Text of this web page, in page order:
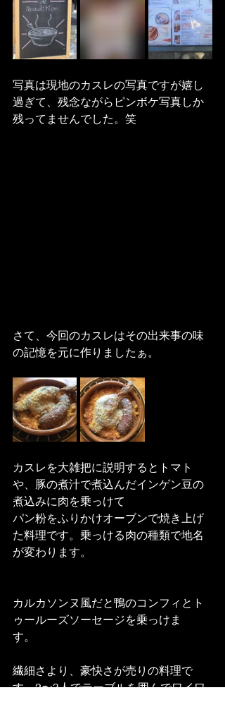
写真は現地のカスレの写真ですが嬉し
過ぎて、残念ながらピンボケ写真しか
残ってませんでした。笑
さて、今回のカスレはその出来事の味
の記憶を元に作りましたぁ。
カスレを大雑把に説明するとトマト
や、豚の煮汁で煮込んだインゲン豆の
煮込みに肉を乗っけて
パン粉をふりかけオーブンで焼き上げ
た料理です。乗っける肉の種類で地名
が変わります。
カルカソンヌ風だと鴨のコンフィとト
ゥールーズソーセージを乗っけま
す。
繊細さより、豪快さが売りの料理で
す。2〜3人でテーブルを囲んでワイワ